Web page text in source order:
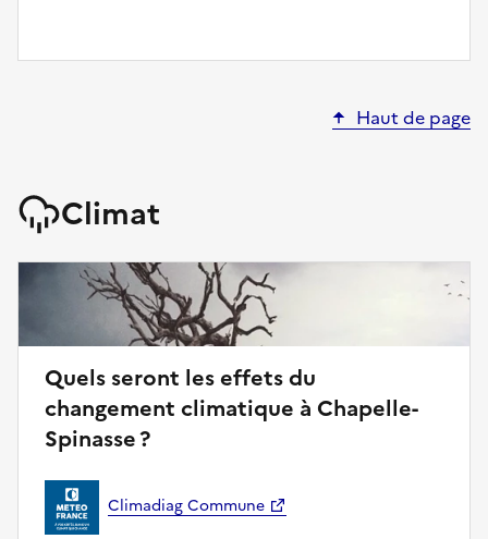
Haut de page
Climat
Quels seront les effets du
changement climatique à Chapelle-
Spinasse ?
Climadiag Commune